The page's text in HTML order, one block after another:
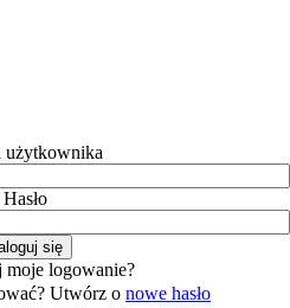
użytkownika
Hasło
moje logowanie?
Utwórz o nowe hasło